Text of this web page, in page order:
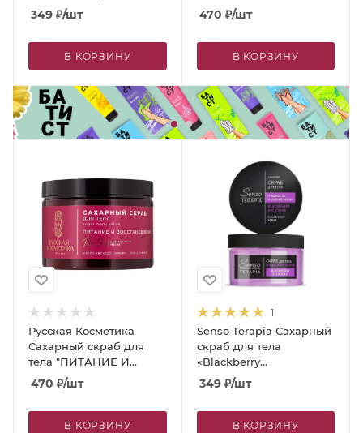
бриз», 275 г
349 ₽/шт
В КОРЗИНУ
440 г
470 ₽/шт
В КОРЗИНУ
Русская Косметика
Сахарный скраб для
тела "ПИТАНИЕ И
ВОССТАНОВЛЕНИЕ",
470 ₽/шт
В КОРЗИНУ
1
Senso Terapia Сахарный
скраб для тела
«Blackberry
Delicious»/«Восхитительная
ежевика», 275 г
349₽/шт
В КОРЗИНУ